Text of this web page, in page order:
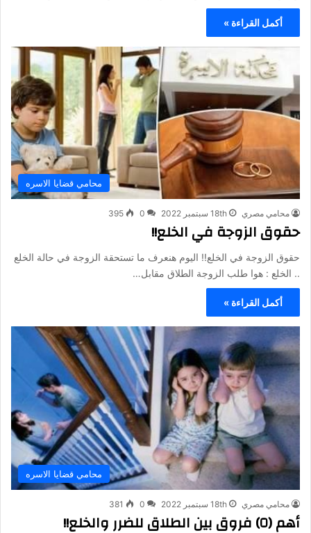
أكمل القراءة »
محامي قضايا الاسره
محامي مصري 18th سبتمبر 2022 0
395
حقوق الزوجة في الخلع!!
حقوق الزوجة في الخلع!! اليوم هنعرف ما تستحقة الزوجة في حالة الخلع
.. الخلع : هوا طلب الزوجة الطلاق مقابل…
أكمل القراءة »
محامي قضايا الاسره
محامي مصري 18th سبتمبر 2022 0
381
أهم (٥) فروق بين الطلاق للضرر والخلع!!